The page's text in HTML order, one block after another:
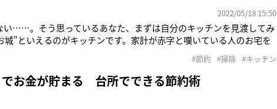
2022/05/18 15:50
い……。そう思っているあなた、まずは自分のキッチンを見渡してみ
”といえるのがキッチンです。家計が赤字と嘆いている人のお宅を
#節約 #掃除 #キッチン
でお金が貯まる 台所でできる節約術